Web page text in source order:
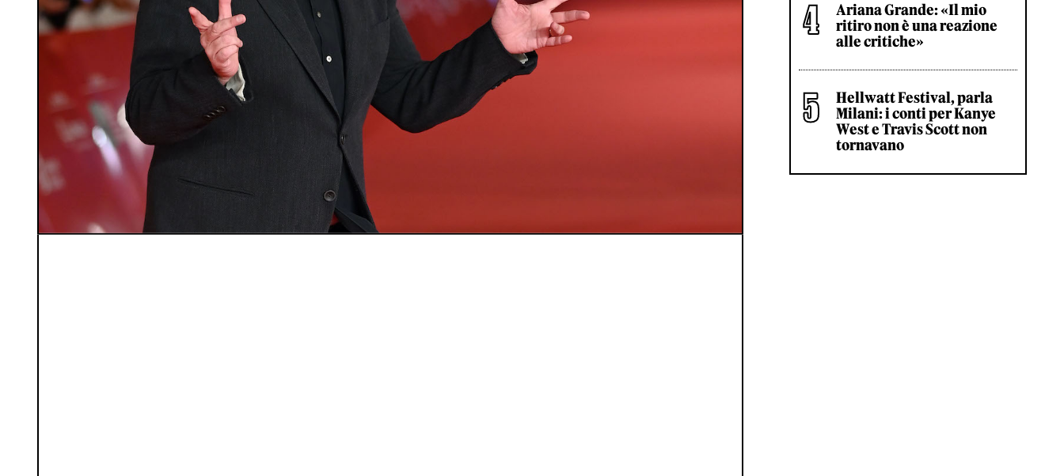
Ariana Grande: «Il mio
ritiro non è una reazione
alle critiche»
Hellwatt Festival, parla
Milani: i conti per Kanye
West e Travis Scott non
tornavano